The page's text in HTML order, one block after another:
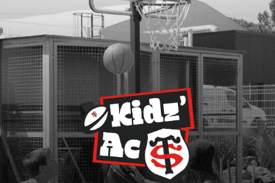
STADE ACADÉMIE CARRITO
ES
FR
IT